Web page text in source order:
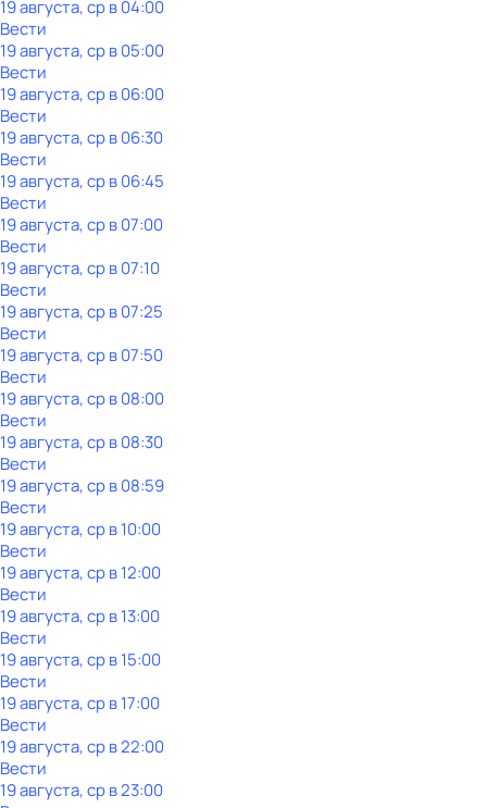
19 августа, ср в 04:00
Вести
19 августа, ср в 05:00
Вести
19 августа, ср в 06:00
Вести
19 августа, ср в 06:30
Вести
19 августа, ср в 06:45
Вести
19 августа, ср в 07:00
Вести
19 августа, ср в 07:10
Вести
19 августа, ср в 07:25
Вести
19 августа, ср в 07:50
Вести
19 августа, ср в 08:00
Вести
19 августа, ср в 08:30
Вести
19 августа, ср в 08:59
Вести
19 августа, ср в 10:00
Вести
19 августа, ср в 12:00
Вести
19 августа, ср в 13:00
Вести
19 августа, ср в 15:00
Вести
19 августа, ср в 17:00
Вести
19 августа, ср в 22:00
Вести
19 августа, ср в 23:00